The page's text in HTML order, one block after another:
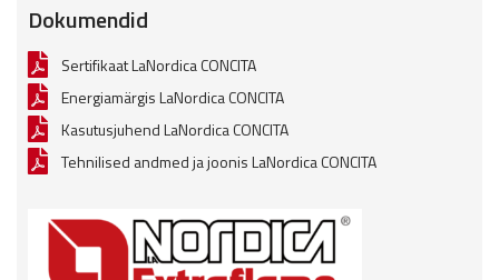
Dokumendid
Sertifikaat LaNordica CONCITA
Energiamärgis LaNordica CONCITA
Kasutusjuhend LaNordica CONCITA
Tehnilised andmed ja joonis LaNordica CONCITA